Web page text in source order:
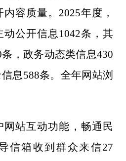
容质量。 2025年度，
动公开信息 1042条，其
条，政务动态类信息430
息588条。全年网站浏
网站互动功能，畅通民
信箱收到群众来信27